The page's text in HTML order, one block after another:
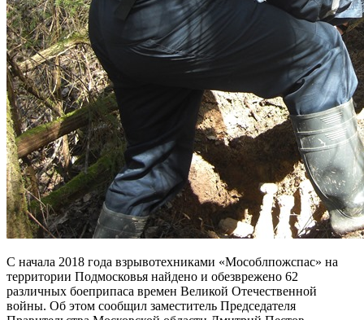
С начала 2018 года взрывотехниками «Мособлпожспас» на
территории Подмосковья найдено и обезврежено 62
различных боеприпаса времен Великой Отечественной
войны. Об этом сообщил заместитель Председателя